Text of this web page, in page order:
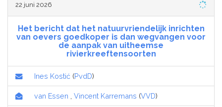
22 juni 2026
Het bericht dat het natuurvriendelijk inrichten
van oevers goedkoper is dan wegvangen voor
de aanpak van uitheemse
rivierkreeftensoorten
Ines Kostić (PvdD)
van Essen Vincent Karremans (VVD)